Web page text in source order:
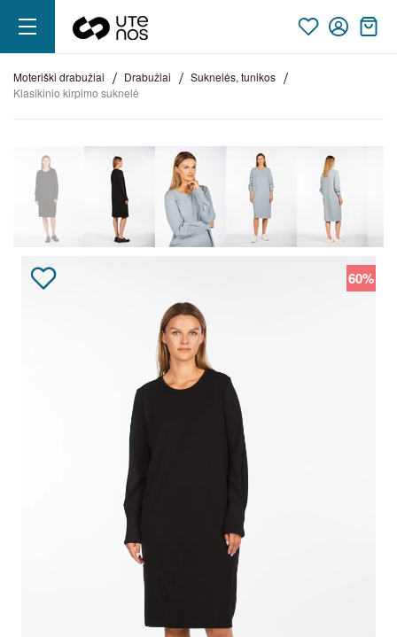
moteriški drabužiai drabužiai
suknelės, tunikos
klasikinio kirpimo suknelė
60%